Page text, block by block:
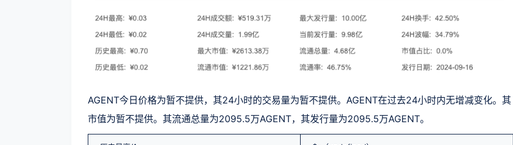
AGENT今日价格为暂不提供，其24小时的交易量为暂不提供。AGENT在过去24小时内无增减变化。其
市值为暂不提供。其流通总量为2095.5万AGENT，其发行量为2095.5万AGENT。